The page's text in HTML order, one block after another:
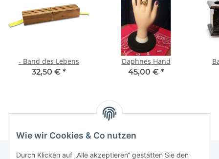
Wie wir Cookies & Co nutzen
Durch Klicken auf „Alle akzeptieren“ gestatten Sie den
- Band des Lebens
32,50 € *
Daphnes Hand
45,00 € *